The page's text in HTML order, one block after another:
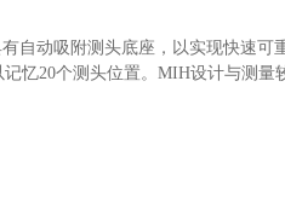
自动吸附测头底座，以实现快速可
忆20个测头位置。MIH设计与测量